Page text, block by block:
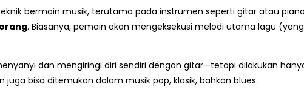
bermain musik, terutama pada instrumen seperti gitar atau
. Biasanya, pemain akan mengeksekusi melodi utama lagu
dan mengiringi diri sendiri dengan gitar—tetapi dilakukan
juga bisa ditemukan dalam musik pop, klasik, bahkan blues.